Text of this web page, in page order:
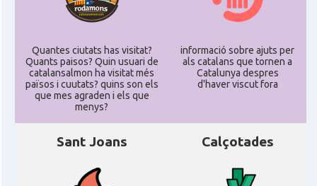
Quantes ciutats has visitat?
Quants paisos? Quin usuari de
catalansalmon ha visitat més
països i cuutats? quins son els
que mes agraden i els que
menys?
informació sobre ajuts per
als catalans que tornen a
Catalunya despres
d'haver viscut fora
Sant Joans Calçotades